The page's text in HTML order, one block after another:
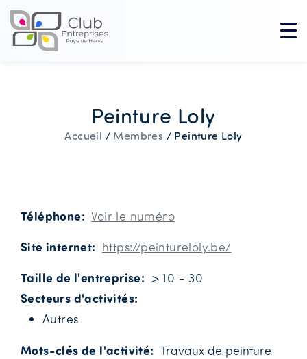
Peinture Loly
Accueil / Membres / Peinture Loly
Téléphone Voir le numéro
Site internet https://peintureloly.be/
Taille de l'entreprise > 10 - 30
Secteurs d'activités
Autres
Mots-clés de l'activité
Travaux de peinture